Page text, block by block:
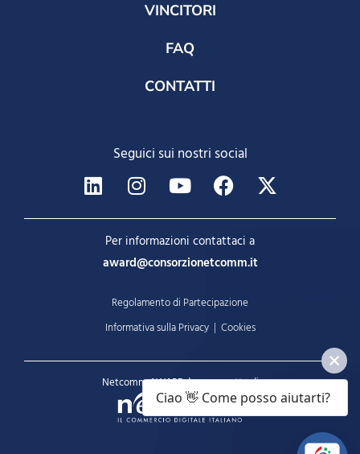
VINCITORI
FAQ
CONTATTI
Seguici sui nostri social
Per informazioni contattaci a
award@consorzionetcomm.it
Regolamento di Partecipazione
Informativa sulla Privacy| Cookies
Netcomm AWARD è un progetto di
Ciao 👋 Come posso aiutarti?